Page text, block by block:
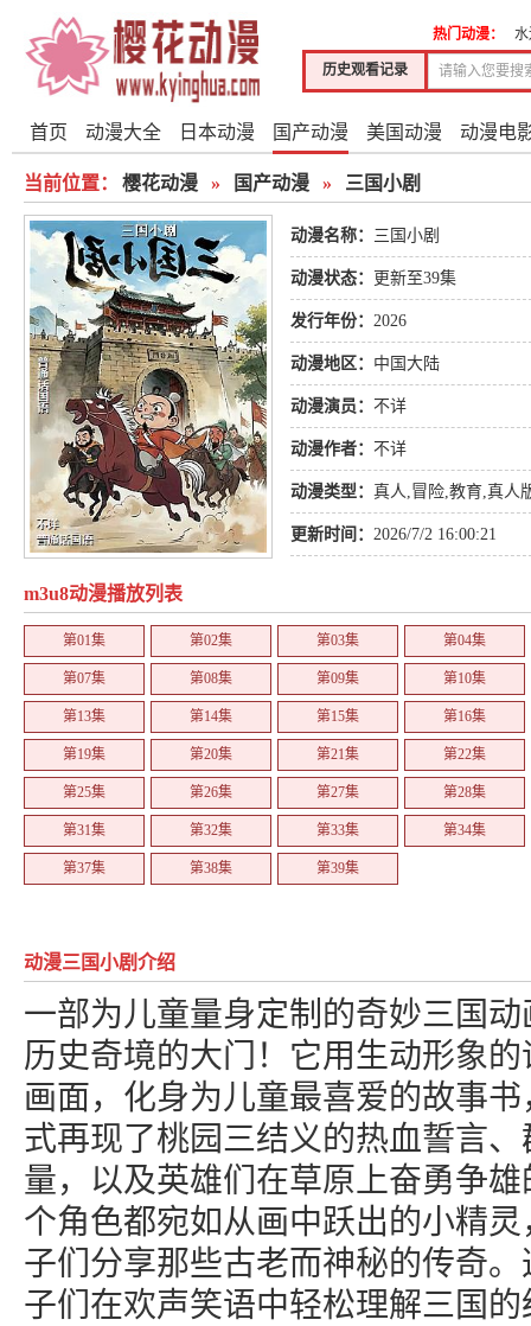
历史观看记录
热门动漫：
首页 动漫大全 日本动漫 国产动漫 美国动漫 动漫电
当前位置： 樱花动漫 » 国产动漫 » 三国小剧
动漫名称： 三国小剧
动漫状态： 更新至39集
发行年份： 2026
动漫地区： 中国大陆
动漫演员： 不详
动漫作者： 不详
动漫类型： 真人,冒险,教育,真人
更新时间： 2026/7/2 16:00:21
m3u8动漫播放列表
第01集 第02集 第03集 第04集
第07集 第08集 第09集 第10集
第13集 第14集 第15集 第16集
第19集 第20集 第21集 第22集
第25集 第26集 第27集 第28集
第31集 第32集 第33集 第34集
第37集 第38集 第39集
动漫三国小剧介绍
一部为儿童量身定制的奇妙三国
历史奇境的大门！它用生动形象
画面，化身为儿童最喜爱的故事
式再现了桃园三结义的热血誓言
量，以及英雄们在草原上奋勇争
个角色都宛如从画中跃出的小精
子们分享那些古老而神秘的传奇
子们在欢声笑语中轻松理解三国